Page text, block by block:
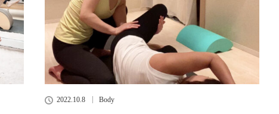
2022.10.8 Body